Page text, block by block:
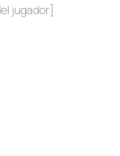
jugador]